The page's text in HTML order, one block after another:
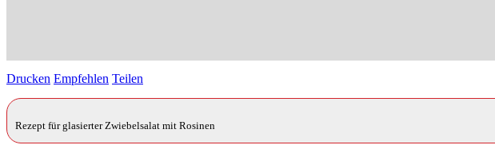
Drucken Empfehlen Teilen
Rezept für glasierter Zwiebelsalat mit Rosinen